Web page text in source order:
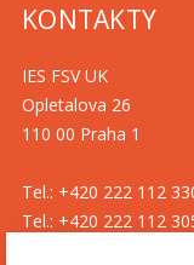
KONTAKTY
IES FSV UK
Opletalova 26
110 00 Praha 1
Tel.: +420 222 112
Tel.: +420 222 112